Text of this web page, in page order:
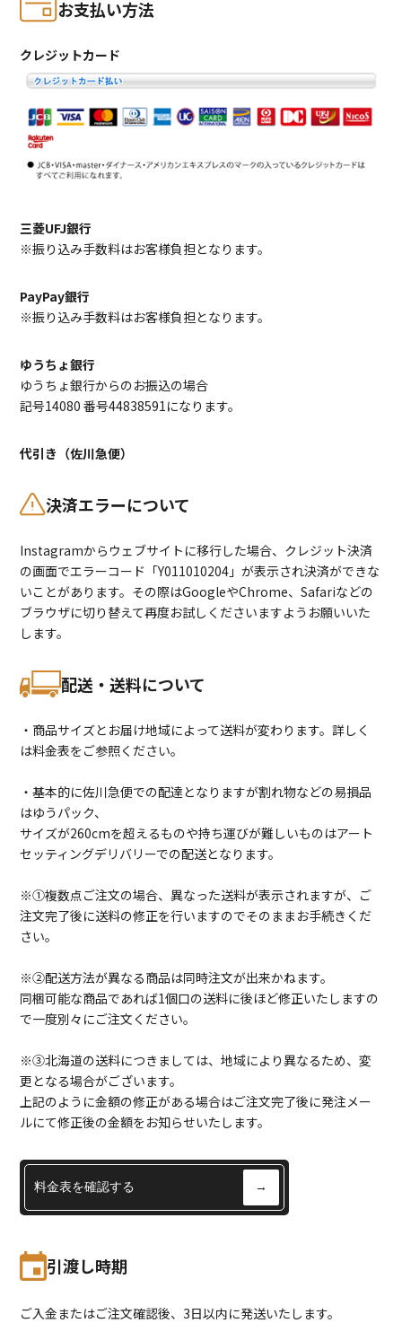
お支払い方法
クレジットカード
三菱UFJ銀行
※振り込み手数料はお客様負担となります。
PayPay銀行
※振り込み手数料はお客様負担となります。
ゆうちょ銀行
ゆうちょ銀行からのお振込の場合
記号14080 番号44838591になります。
代引き（佐川急便）
決済エラーについて
Instagramからウェブサイトに移行した場合、クレジット決済
の画面でエラーコード「Y011010204」が表示され決済ができな
いことがあります。その際はGoogleやChrome、Safariなどの
ブラウザに切り替えて再度お試しくださいますようお願いいた
します。
配送・送料について
・商品サイズとお届け地域によって送料が変わります。詳しく
は料金表をご参照ください。
・基本的に佐川急便での配達となりますが割れ物などの易損品
はゆうパック、
サイズが260cmを超えるものや持ち運びが難しいものはアート
セッティングデリバリーでの配送となります。
※①複数点ご注文の場合、異なった送料が表示されますが、ご
注文完了後に送料の修正を行いますのでそのままお手続きくだ
さい。
※②配送方法が異なる商品は同時注文が出来かねます。
同梱可能な商品であれば1個口の送料に後ほど修正いたしますの
で一度別々にご注文ください。
※③北海道の送料につきましては、地域により異なるため、変
更となる場合がございます。
上記のように金額の修正がある場合はご注文完了後に発注メー
ルにて修正後の金額をお知らせいたします。
料金表を確認する →
引渡し時期
ご入金またはご注文確認後、3日以内に発送いたします。